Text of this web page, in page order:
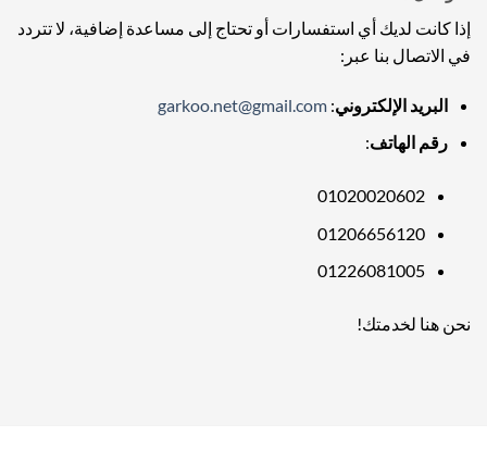
إذا كانت لديك أي استفسارات أو تحتاج إلى مساعدة إضافية، لا تتردد
في الاتصال بنا عبر:
البريد الإلكتروني:
garkoo.net@gmail.com
رقم الهاتف:
01020020602
01206656120
01226081005
نحن هنا لخدمتك!